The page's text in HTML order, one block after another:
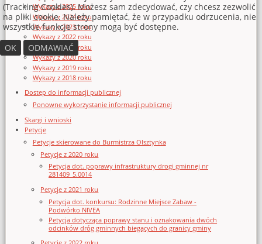
Wykazy z 2025 roku
Wykazy z 2024 roku
Wykazy z 2023 roku
Wykazy z 2022 roku
Wykazy z 2021 roku
Wykazy z 2020 roku
Wykazy z 2019 roku
Wykazy z 2018 roku
Dostęp do informacji publicznej
Ponowne wykorzystanie informacji publicznej
Skargi i wnioski
Petycje
Petycje skierowane do Burmistrza Olsztynka
Petycje z 2020 roku
Petycja dot. poprawy infrastruktury drogi gminnej nr
281409_5.0014
Petycje z 2021 roku
Petycja dot. konkursu: Rodzinne Miejsce Zabaw -
Podwórko NIVEA
Petycja dotycząca poprawy stanu i oznakowania dwóch
odcinków dróg gminnych biegących do granicy gminy
(Tracking Cookies). Możesz sam zdecydować, czy chcesz zezwolić
na pliki cookie. Należy pamiętać, że w przypadku odrzucenia, nie
wszystkie funkcje strony mogą być dostępne.
OK
ODMAWIAĆ